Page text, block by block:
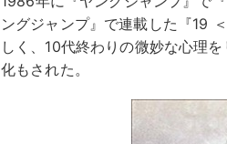
ングジャンプ』で連載した『19
しく、10代終わりの微妙な心理
化もされた。